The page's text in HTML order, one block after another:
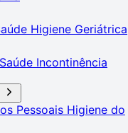
Higiene Geriátrica
Incontinência
Pessoais Higiene do